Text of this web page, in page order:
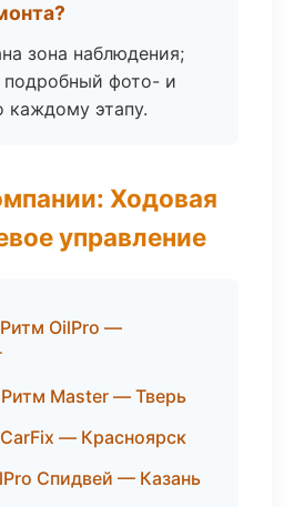
зона наблюдения;
фото- и
каждому этапу.
Ходовая
управление
OilPro —
Master — Тверь
— Красноярск
Спидвей — Казань